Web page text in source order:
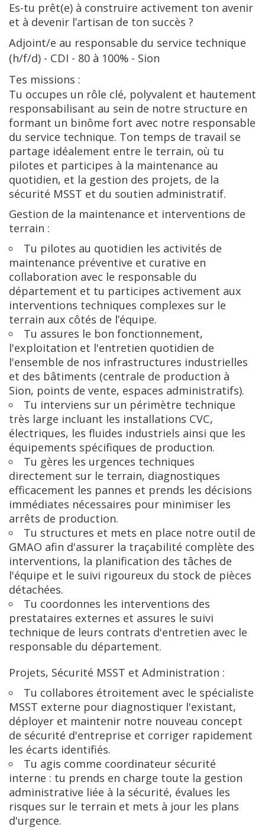
Es-tu prêt(e) à construire activement ton avenir
et à devenir l’artisan de ton succès ?
Adjoint/e au responsable du service technique
(h/f/d) - CDI - 80 à 100% - Sion
Tes missions :
Tu occupes un rôle clé, polyvalent et hautement
responsabilisant au sein de notre structure en
formant un binôme fort avec notre responsable
du service technique. Ton temps de travail se
partage idéalement entre le terrain, où tu
pilotes et participes à la maintenance au
quotidien, et la gestion des projets, de la
sécurité MSST et du soutien administratif.
Gestion de la maintenance et interventions de
terrain :
Tu pilotes au quotidien les activités de
maintenance préventive et curative en
collaboration avec le responsable du
département et tu participes activement aux
interventions techniques complexes sur le
terrain aux côtés de l’équipe.
Tu assures le bon fonctionnement,
l'exploitation et l'entretien quotidien de
l'ensemble de nos infrastructures industrielles
et des bâtiments (centrale de production à
Sion, points de vente, espaces administratifs).
Tu interviens sur un périmètre technique
très large incluant les installations CVC,
électriques, les fluides industriels ainsi que les
équipements spécifiques de production.
Tu gères les urgences techniques
directement sur le terrain, diagnostiques
efficacement les pannes et prends les décisions
immédiates nécessaires pour minimiser les
arrêts de production.
Tu structures et mets en place notre outil de
GMAO afin d'assurer la traçabilité complète des
interventions, la planification des tâches de
l'équipe et le suivi rigoureux du stock de pièces
détachées.
Tu coordonnes les interventions des
prestataires externes et assures le suivi
technique de leurs contrats d'entretien avec le
responsable du département.
Projets, Sécurité MSST et Administration :
Tu collabores étroitement avec le spécialiste
MSST externe pour diagnostiquer l'existant,
déployer et maintenir notre nouveau concept
de sécurité d'entreprise et corriger rapidement
les écarts identifiés.
Tu agis comme coordinateur sécurité
interne : tu prends en charge toute la gestion
administrative liée à la sécurité, évalues les
risques sur le terrain et mets à jour les plans
d'urgence.